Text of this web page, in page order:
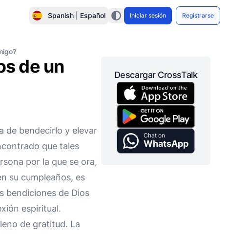
Spanish | Español Iniciar sesión Registrarse
de un
de bendecirlo y elevar
que tales
por la que se ora,
su cumpleaños, es
bendiciones de Dios
espiritual.
de gratitud. La
Descargar CrossTalk
Chat on
WhatsApp